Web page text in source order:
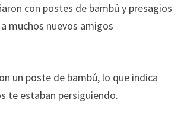
con postes de bambú y presagios
muchos nuevos amigos
un poste de bambú, lo que indica
te estaban persiguiendo.